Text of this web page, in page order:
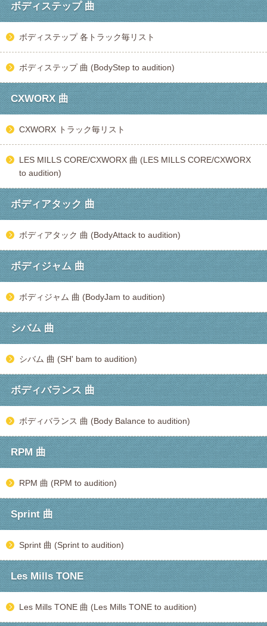
ボディステップ 曲
ボディステップ 各トラック毎リスト
ボディステップ 曲 (BodyStep to audition)
CXWORX 曲
CXWORX トラック毎リスト
LES MILLS CORE/CXWORX 曲 (LES MILLS CORE/CXWORX
to audition)
ボディアタック 曲
ボディアタック 曲 (BodyAttack to audition)
ボディジャム 曲
ボディジャム 曲 (BodyJam to audition)
シバム 曲
シバム 曲 (SH' bam to audition)
ボディバランス 曲
ボディバランス 曲 (Body Balance to audition)
RPM 曲
RPM 曲 (RPM to audition)
Sprint 曲
Sprint 曲 (Sprint to audition)
Les Mills TONE
Les Mills TONE 曲 (Les Mills TONE to audition)